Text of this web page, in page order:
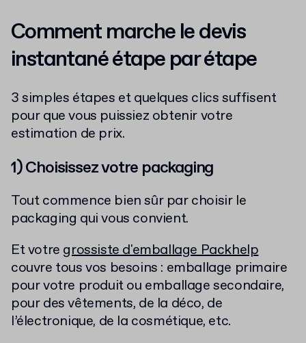
Comment marche le devis
instantané étape par étape
3 simples étapes et quelques clics suffisent
pour que vous puissiez obtenir votre
estimation de prix.
1) Choisissez votre packaging
Tout commence bien sûr par choisir le
packaging qui vous convient.
Et votre grossiste d'emballage Packhelp
couvre tous vos besoins : emballage primaire
pour votre produit ou emballage secondaire,
pour des vêtements, de la déco, de
l’électronique, de la cosmétique, etc.